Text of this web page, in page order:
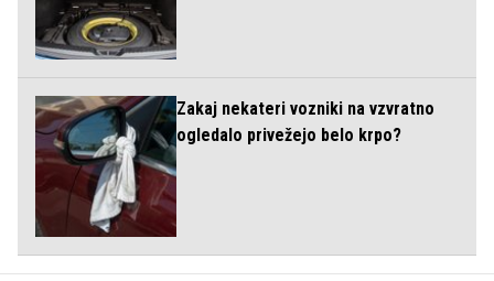
Zakaj nekateri vozniki na vzvratno
ogledalo privežejo belo krpo?